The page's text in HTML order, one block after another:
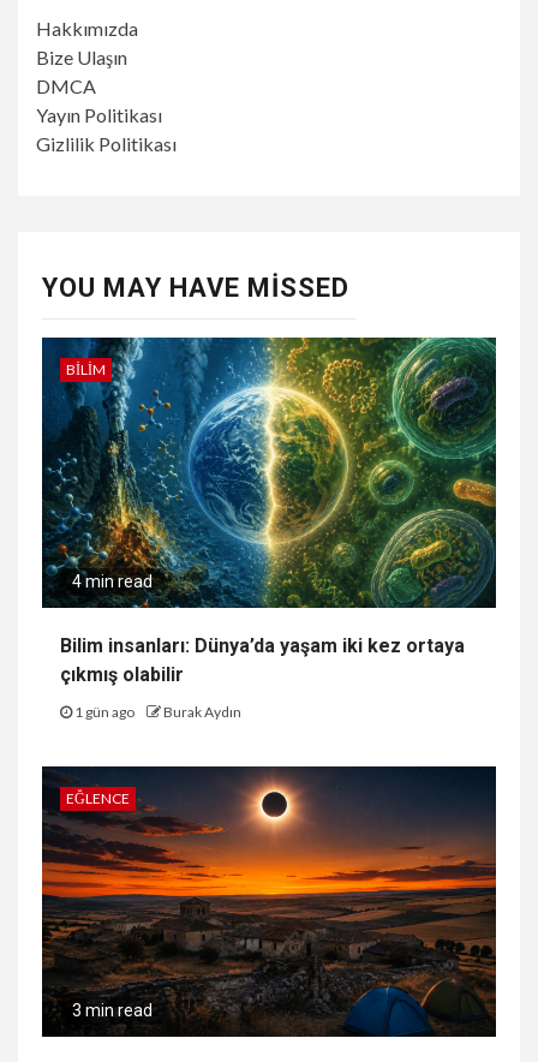
Hakkımızda
Bize Ulaşın
DMCA
Yayın Politikası
Gizlilik Politikası
YOU MAY HAVE MISSED
BILIM
4 min read
Bilim insanları: Dünya’da yaşam iki kez ortaya
çıkmış olabilir
1 gün ago Burak Aydın
EĞLENCE
3 min read